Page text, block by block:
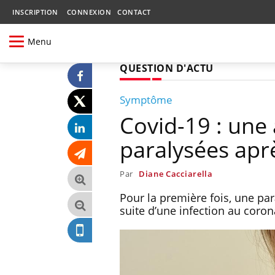
INSCRIPTION CONNEXION CONTACT
Menu
QUESTION D'ACTU
Symptôme
Covid-19 :
paralysées
Par Diane Cacciarella
Pour la première fois, une
suite d’une infection au